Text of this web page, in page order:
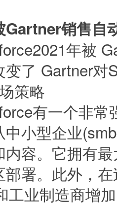
Gartner销售自
年被
变了 Gartner对
策略
有一个非常
中小型企业
内容。它拥有
部署。此外，
工业制造商增